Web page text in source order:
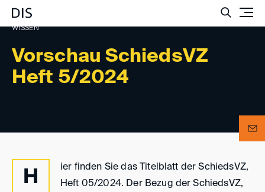
Vorschau SchiedsVZ
Heft 5/2024
WISSEN
H
ier finden Sie das Titelblatt der SchiedsVZ,
Heft 05/2024. Der Bezug der SchiedsVZ,